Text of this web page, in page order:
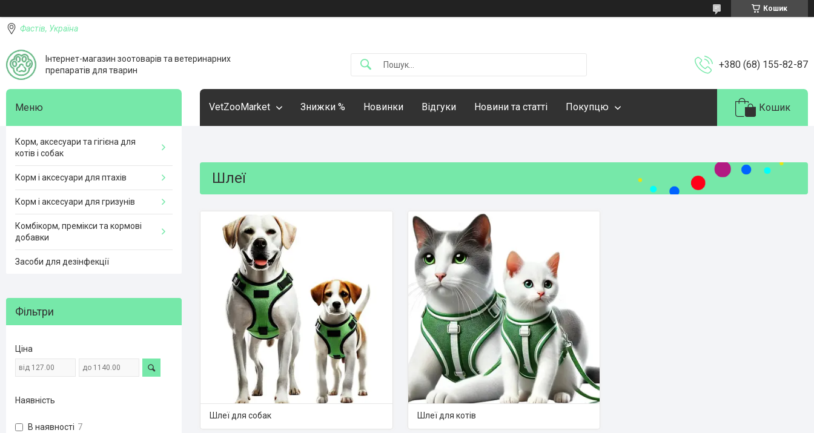
Кошик
Фастів, Україна
Інтернет-магазин зоотоварів та ветеринарних
препаратів для тварин
+380 (68) 155-82-87
VetZooMarket Знижки % Новинки Відгуки Новини та статті Покупцю Кошик
Шлеї
Шлеї для собак Шлеї для котів
Корм, аксесуари та гігієна для
котів і собак
Корм і аксесуари для птахів
Корм і аксесуари для гризунів
Комбікорм, премікси та кормові
добавки
Засоби для дезінфекції
Фільтри
Ціна
Наявність
В наявності 7